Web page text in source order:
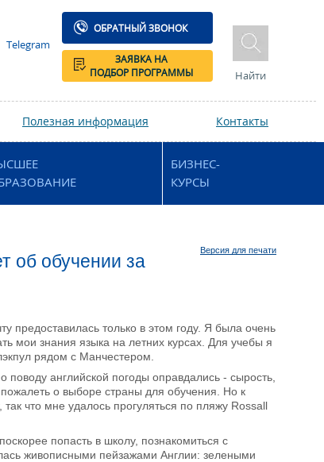
Telegram
ОБРАТНЫЙ ЗВОНОК
ЗАЯВКА НА
ПОДБОР ПРОГРАММЫ
Найти
Полезная информация Контакты
БИЗНЕС-
КУРСЫ
Версия для печати
об обучении за
предоставилась только в этом году. Я была очень
мои знания языка на летних курсах. Для учебы я
рядом с Манчестером.
английской погоды оправдались - сырость,
о выборе страны для обучения. Но к
что мне удалось прогуляться по пляжу Rossall
попасть в школу, познакомиться с
живописными пейзажами Англии: зелеными